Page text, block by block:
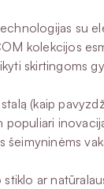
su
kolekcijos
skirtingoms
(kaip
ar